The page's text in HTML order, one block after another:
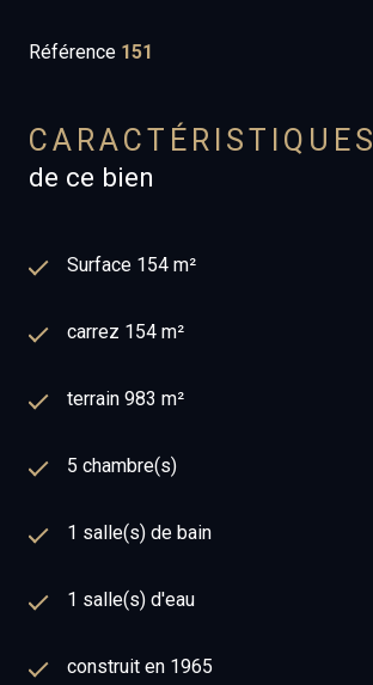
Référence 151
CARACTÉRISTIQUES
de ce bien
Surface 154 m²
carrez 154 m²
terrain 983 m²
5 chambre(s)
1 salle(s) de bain
1 salle(s) d'eau
construit en 1965